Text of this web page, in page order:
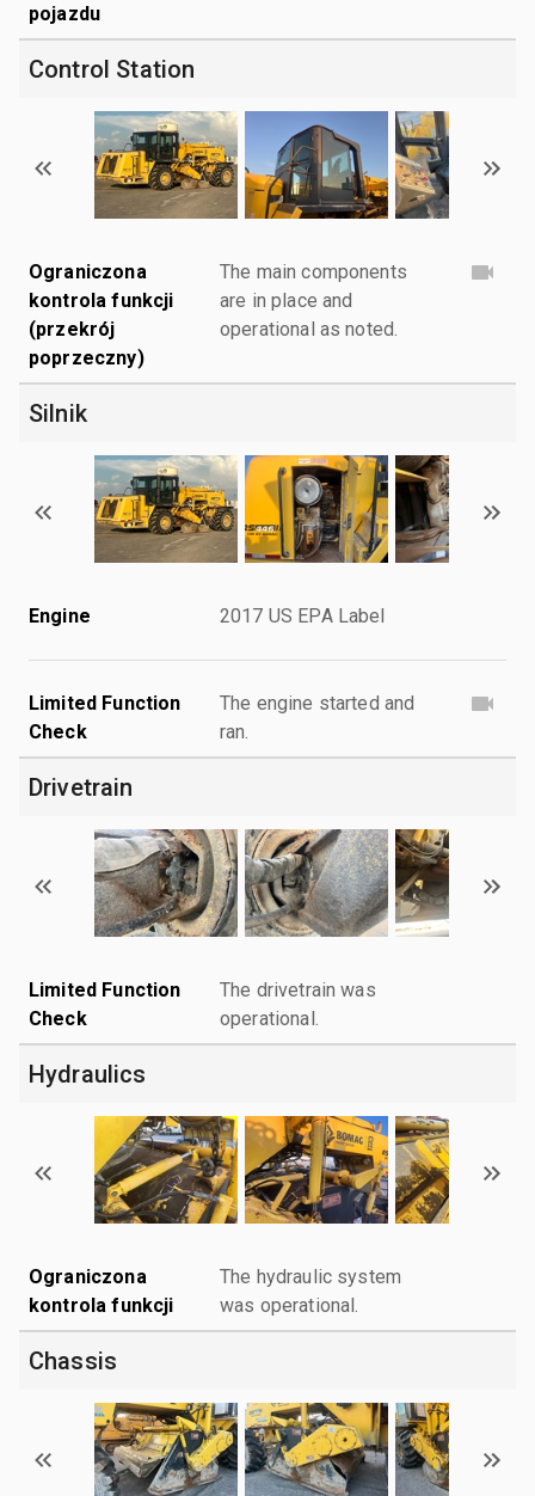
pojazdu
Control Station
Ograniczona
kontrola funkcji
(przekrój
poprzeczny)
The main components
are in place and
operational as noted.
Silnik
Engine 2017 US EPA Label
Limited Function
Check
The engine started and
ran.
Drivetrain
Limited Function
Check
The drivetrain was
operational.
Hydraulics
Ograniczona
kontrola funkcji
The hydraulic system
was operational.
Chassis